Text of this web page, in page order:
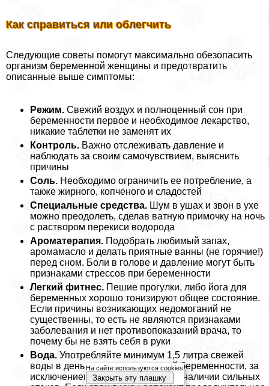
Как справиться или облегчить
Следующие советы помогут максимально обезопасить
организм беременной женщины и предотвратить
описанные выше симптомы:
Режим. Свежий воздух и полноценный сон при
беременности первое и необходимое лекарство,
никакие таблетки не заменят их
Контроль. Важно отслеживать давление и
наблюдать за своим самочувствием, выяснить
причины
Соль. Необходимо ограничить ее потрeбление, а
также жирного, копченого и сладостей
Специальные средства. Шум в ушах и звон в ухе
можно преодолеть, сделав ватную примочку на ночь
с раствором перекиси водорода
Ароматерапия. Подобрать любимый запах,
аромамасло и делать приятные ванны (не горячие!)
перед сном. Боли в голове и давление могут быть
признаками стрессов при беременности
Легкий фитнес. Пешие прогулки, либо йога для
беременных хорошо тонизируют общее состояние.
Если причины возникающих недомоганий не
существенны, то есть не являются признаками
заболевания и нет противопоказаний врача, то
почему бы не взять себя в руки
Вода. Употрeбляйте минимум 1,5 литра свежей
воды в день на протяжении всей беременности, за
исключением поздних сроков при наличии сильных
На сайте используются cookies
Закрыть эту плашку